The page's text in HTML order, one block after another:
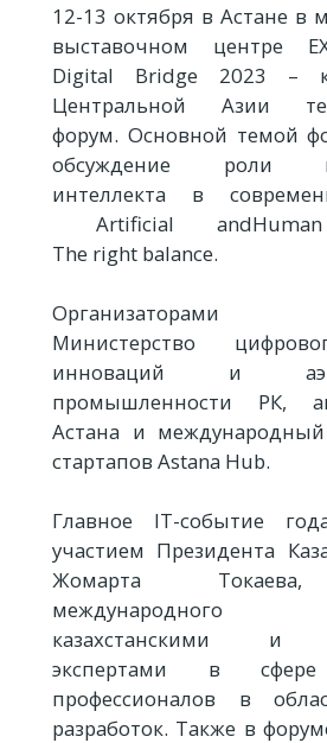
12-13 октября в Астане в
выставочном центре
Digital Bridge 2023 –
Центральной Азии
форум. Основной темой
обсуждение роли
интеллекта в
Artificial andHuman
The right balance.
Организаторами
Министерство
инноваций и
промышленности РК,
Астана и
стартапов Astana Hub.
Главное IT-событие
участием Президента
Жомарта
международного IT-
казахстанскими и
экспертами в сфере
профессионалов в
разработок. Также в